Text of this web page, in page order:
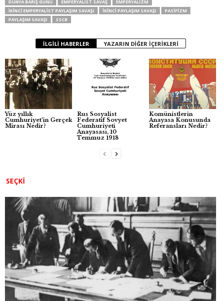
e
b
o
k
er s
A
p
p
e
g
e
DÜNYA BARIŞ GÜNÜ
EMPERYALIST SAVAŞ
EMPERYALIZM
İKINCI EMPERYALIST PAYLAŞIM SAVAŞI
İKINCI PAYLAŞIM SAVAŞI
PASIFIZM
PAYLAŞIM SAVAŞI
SSCB
İLGILI HABERLER YAZARIN DIĞER İÇERIKLERI
Yüz yıllık
Cumhuriyet’in Gerçek
Mirası Nedir?
Rus Sosyalist
Federatif Sovyet
Cumhuriyeti
Anayasası, 10
Temmuz 1918
Komünistlerin
Anayasa Konusunda
Referansları Nedir?
SEÇKI